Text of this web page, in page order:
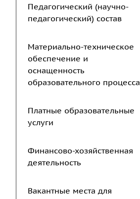
Педагогический (научно-
педагогический) состав
Материально-техническое
обеспечение и
оснащенность
образовательного процесса
Платные образовательные
услуги
Финансово-хозяйственная
деятельность
Вакантные места для